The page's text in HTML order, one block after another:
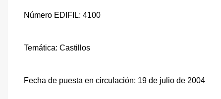
Número EDIFIL: 4100
Temática: Castillos
Fecha de puesta en circulación: 19 de julio de 2004